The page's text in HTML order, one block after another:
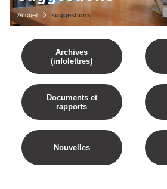
Accueil suggestions
Archives
(infolettres)
Documents et
rapports
Nouvelles